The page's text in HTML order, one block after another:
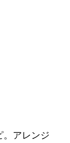
。アレンジ